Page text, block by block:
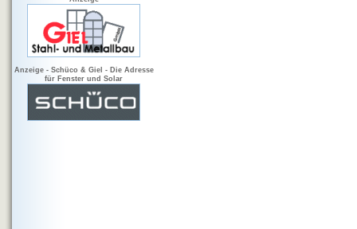
Anzeige - Schüco & Giel - Die Adresse
für Fenster und Solar